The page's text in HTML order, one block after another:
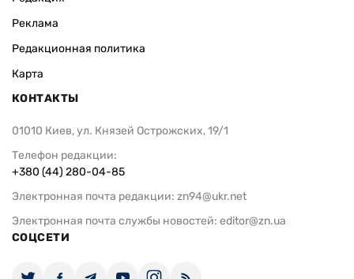
Реклама
Редакционная политика
Карта
КОНТАКТЫ
01010 Киев, ул. Князей Острожских, 19/1
Телефон редакции:
+380 (44) 280-04-85
Электронная почта редакции: zn94@ukr.net
Электронная почта службы новостей: editor@zn.ua
СОЦСЕТИ